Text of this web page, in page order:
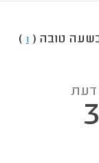
טובה (
1
)
דעת